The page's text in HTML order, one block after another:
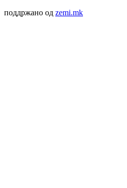
поддржано од zemi.mk